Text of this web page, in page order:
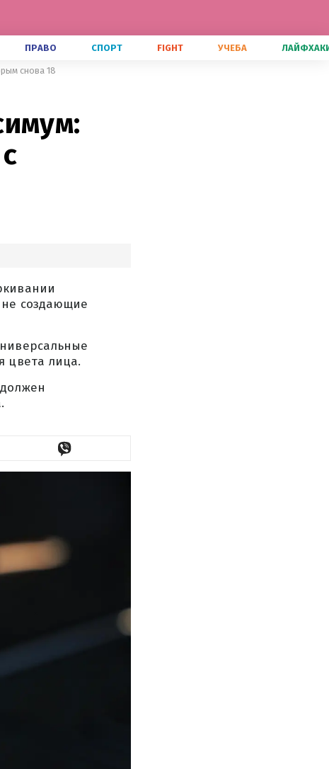
ПРАВО СПОРТ FIGHT УЧЕБА
снова 18
не создающие
цвета лица.